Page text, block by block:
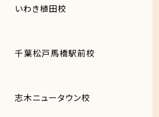
いわき植田校
千葉松戸馬橋駅前校
志木ニュータウン校